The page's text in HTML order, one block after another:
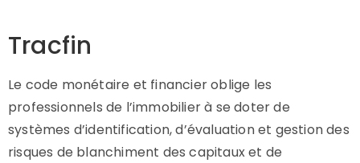
Tracfin
Le code monétaire et financier oblige les
professionnels de l’immobilier à se doter de
systèmes d’identification, d’évaluation et gestion des
risques de blanchiment des capitaux et de